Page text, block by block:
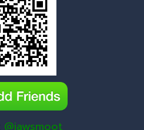
@jawsmoot